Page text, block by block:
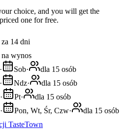
choice, and you will get the
one for free.
14 dni
wynos
· Sob·
dla 15 osób
· Ndz·
dla 15 osób
· Pt·
dla 15 osób
· Pon, Wt, Śr, Czw·
dla 15 osób
TasteTown